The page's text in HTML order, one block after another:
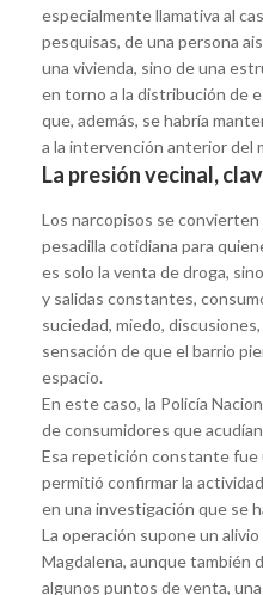
especialmente llamativa al
pesquisas, de una persona
una vivienda, sino de una
en torno a la distribución de
que, además, se habría
a la intervención anterior del
La presión vecinal,
Los narcopisos se
pesadilla cotidiana para
es solo la venta de droga,
y salidas constantes,
suciedad, miedo,
sensación de que el barrio
espacio.
En este caso, la Policía
de consumidores que
Esa repetición constante
permitió confirmar la
en una investigación que se
La operación supone un
Magdalena, aunque también
algunos puntos de venta,